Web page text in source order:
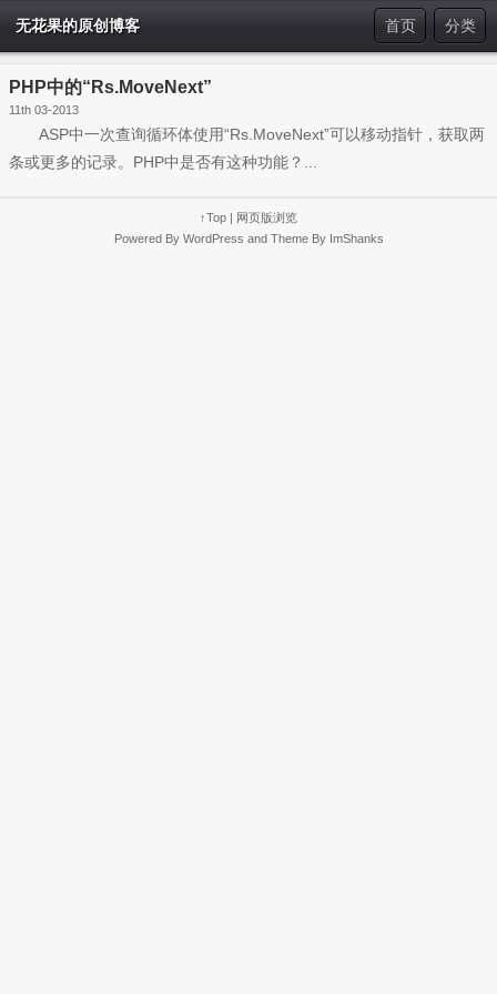
无花果的原创博客 分类
首页
PHP中的“Rs.MoveNext”
11th 03-2013
ASP中一次查询循环体使用“Rs.MoveNext”可以移动指针，获取两
条或更多的记录。PHP中是否有这种功能？...
↑Top | 网页版浏览
Powered By WordPress and Theme By ImShanks